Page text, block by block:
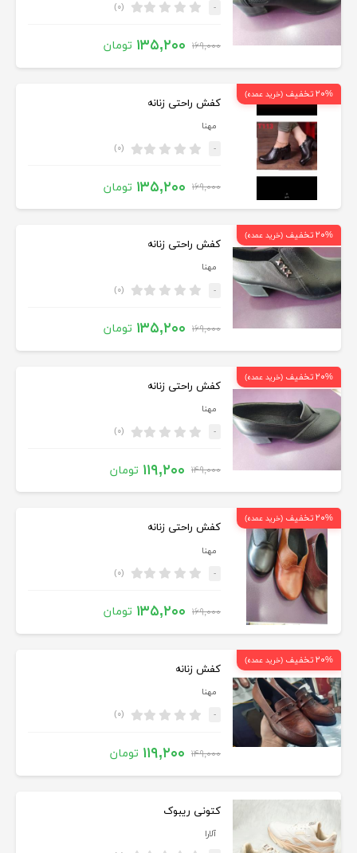
- (۰)
۱۶۹,۰۰۰ ۱۳۵,۲۰۰ تومان
۲۰% تخفیف (خرید عمده)
کفش راحتی زنانه
مهنا
- (۰)
۱۶۹,۰۰۰ ۱۳۵,۲۰۰ تومان
۲۰% تخفیف (خرید عمده)
کفش راحتی زنانه
مهنا
- (۰)
۱۶۹,۰۰۰ ۱۳۵,۲۰۰ تومان
۲۰% تخفیف (خرید عمده)
کفش راحتی زنانه
مهنا
- (۰)
۱۴۹,۰۰۰ ۱۱۹,۲۰۰ تومان
۲۰% تخفیف (خرید عمده)
کفش راحتی زنانه
مهنا
- (۰)
۱۶۹,۰۰۰ ۱۳۵,۲۰۰ تومان
۲۰% تخفیف (خرید عمده)
کفش زنانه
مهنا
- (۰)
۱۴۹,۰۰۰ ۱۱۹,۲۰۰ تومان
کتونی ریبوک
آلارا